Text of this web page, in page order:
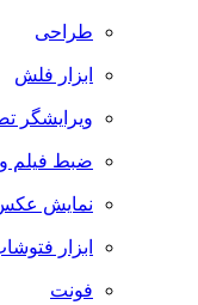
طراحی
ابزار فلش
ویرایشگر تصویر
ضبط فيلم و عكس
نمایش عکس
ابزار فتوشاپ
فونت